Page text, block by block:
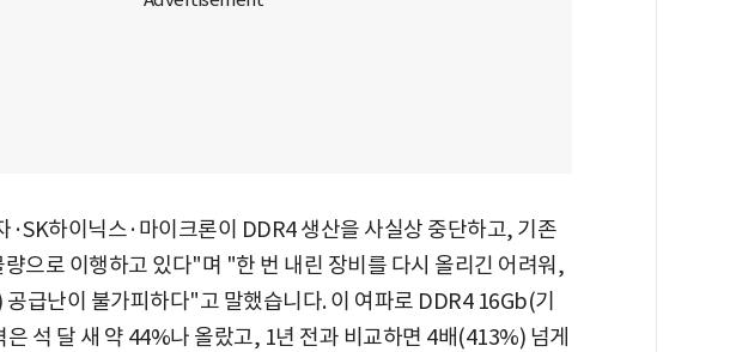
·SK하이닉스·마이크론이 DDR4 생산을 사실상 중단하고, 기존
으로 이행하고 있다"며 "한 번 내린 장비를 다시 올리긴 어려워,
급난이 불가피하다"고 말했습니다. 이 여파로 DDR4 16Gb(기
석 달 새 약 44%나 올랐고, 1년 전과 비교하면 4배(413%) 넘게